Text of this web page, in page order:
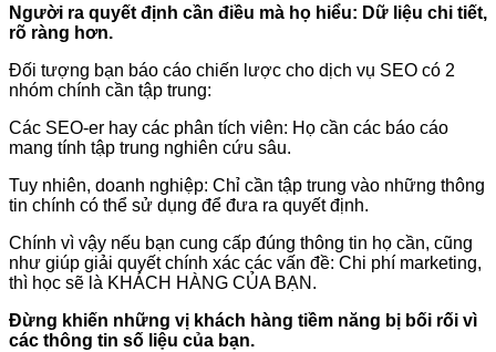
Người ra quyết định cần điều mà họ hiểu: Dữ liệu chi tiết,
rõ ràng hơn.
Đối tượng bạn báo cáo chiến lược cho dịch vụ SEO có 2
nhóm chính cần tập trung:
Các SEO-er hay các phân tích viên: Họ cần các báo cáo
mang tính tập trung nghiên cứu sâu.
Tuy nhiên, doanh nghiệp: Chỉ cần tập trung vào những thông
tin chính có thể sử dụng để đưa ra quyết định.
Chính vì vậy nếu bạn cung cấp đúng thông tin họ cần, cũng
như giúp giải quyết chính xác các vấn đề: Chi phí marketing,
thì học sẽ là KHÁCH HÀNG CỦA BẠN.
Đừng khiến những vị khách hàng tiềm năng bị bối rối vì
các thông tin số liệu của bạn.